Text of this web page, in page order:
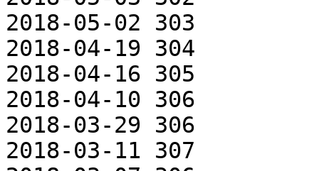
2018-05-02 303
2018-04-19 304
2018-04-16 305
2018-04-10 306
2018-03-29 306
2018-03-11 307